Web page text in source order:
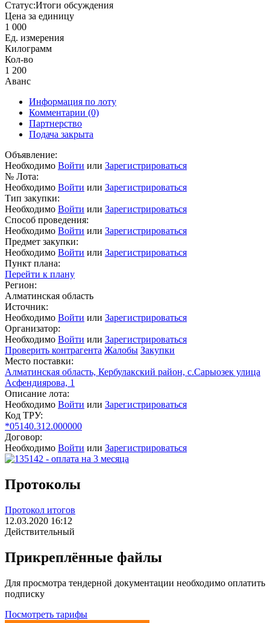
Статус:Итоги обсуждения
Цена за единицу
1 000
Ед. измерения
Килограмм
Кол-во
1 200
Аванс
Информация по лоту
Комментарии (0)
Партнерство
Подача закрыта
Объявление:
Необходимо Войти или Зарегистрироваться
№ Лота:
Необходимо Войти или Зарегистрироваться
Тип закупки:
Необходимо Войти или Зарегистрироваться
Способ проведения:
Необходимо Войти или Зарегистрироваться
Предмет закупки:
Необходимо Войти или Зарегистрироваться
Пункт плана:
Перейти к плану
Регион:
Алматинская область
Источник:
Необходимо Войти или Зарегистрироваться
Организатор:
Необходимо Войти или Зарегистрироваться
Проверить контрагента Жалобы Закупки
Место поставки:
Алматинская область, Кербулакский район, с.Сарыозек улица
Асфендиярова, 1
Описание лота:
Необходимо Войти или Зарегистрироваться
Код ТРУ:
*05140.312.000000
Договор:
Необходимо Войти или Зарегистрироваться
Протоколы
Протокол итогов
12.03.2020 16:12
Действительный
Прикреплённые файлы
Для просмотра тендерной документации необходимо оплатить
подписку
Посмотреть тарифы